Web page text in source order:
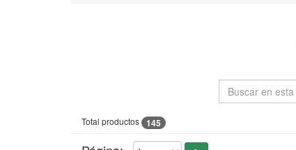
Total productos 145